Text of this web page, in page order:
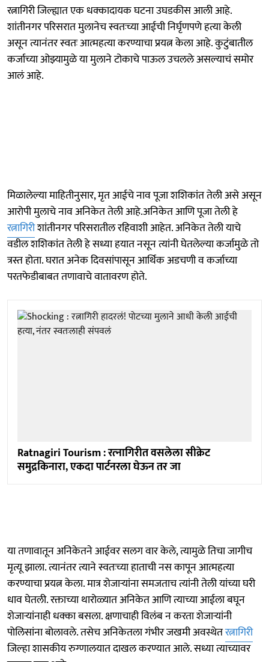
रत्नागिरी जिल्ह्यात एक धक्कादायक घटना उघडकीस आली आहे.
शांतीनगर परिसरात मुलानेच स्वतःच्या आईची निर्घृणपणे हत्या केली
असून त्यानंतर स्वतः आत्महत्या करण्याचा प्रयत्न केला आहे. कुटुंबातील
कर्जाच्या ओझ्यामुळे या मुलाने टोकाचे पाऊल उचलले असल्याचं समोर
आलं आहे.
मिळालेल्या माहितीनुसार, मृत आईचे नाव पूजा शशिकांत तेली असे असून
आरोपी मुलाचे नाव अनिकेत तेली आहे.अनिकेत आणि पूजा तेली हे
रत्नागिरीशांतीनगर परिसरातील रहिवाशी आहेत. अनिकेत तेली याचे
वडील शशिकांत तेली हे सध्या हयात नसून त्यांनी घेतलेल्या कर्जामुळे तो
त्रस्त होता. घरात अनेक दिवसांपासून आर्थिक अडचणी व कर्जाच्या
परतफेडीबाबत तणावाचे वातावरण होते.
Ratnagiri Tourism : रत्‍नागिरीत वसलेला सीक्रेट
समुद्रकिनारा, एकदा पार्टनरला घेऊन तर जा
या तणावातून अनिकेतने आईवर सलग वार केले, त्यामुळे तिचा जागीच
मृत्यू झाला. त्यानंतर त्याने स्वतःच्या हाताची नस कापून आत्महत्या
करण्याचा प्रयत्न केला. मात्र शेजाऱ्यांना समजताच त्यांनी तेली यांच्या घरी
धाव घेतली. रक्ताच्या थारोळ्यात अनिकेत आणि त्याच्या आईला बघून
शेजाऱ्यांनाही धक्का बसला. क्षणाचाही विलंब न करता शेजाऱ्यांनी
पोलिसांना बोलावले. तसेच अनिकेतला गंभीर जखमी अवस्थेतरत्नागिरी
जिल्हा शासकीय रुग्णालयात दाखल करण्यात आले. सध्या त्याच्यावर